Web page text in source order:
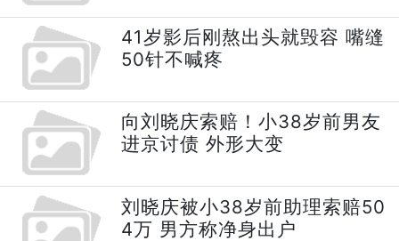
41岁影后刚熬出头就毁容 嘴缝
50针不喊疼
向刘晓庆索赔！小38岁前男友
进京讨债 外形大变
刘晓庆被小38岁前助理索赔50
4万 男方称净身出户